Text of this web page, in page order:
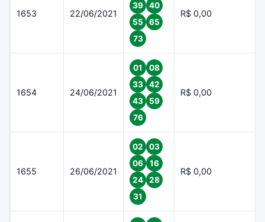
1653 22/06/2021
39
40
55
65
73
R$ 0,00
1654 24/06/2021
01
08
33
42
43
59
76
R$ 0,00
1655 26/06/2021
02
03
06
16
24
28
31
R$ 0,00